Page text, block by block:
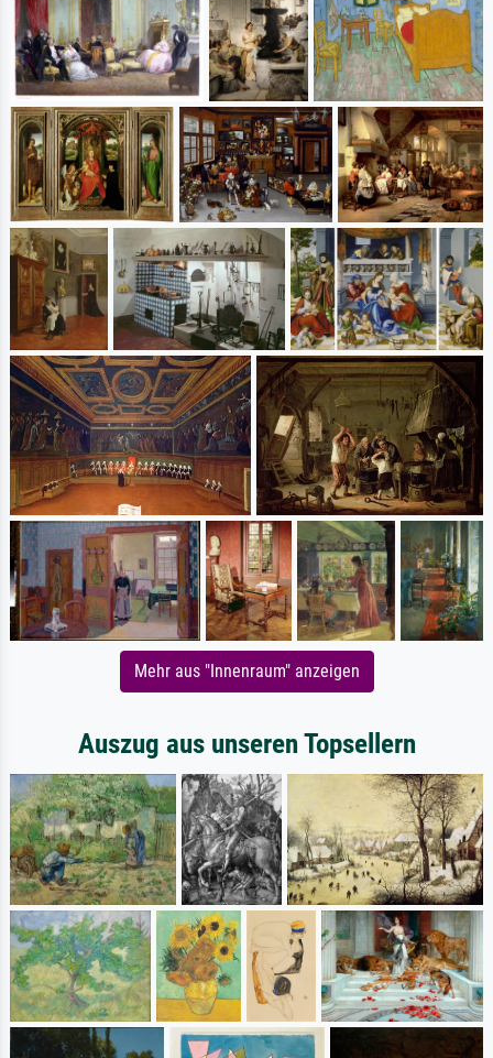
Mehr aus "Innenraum" anzeigen
Auszug aus unseren Topsellern